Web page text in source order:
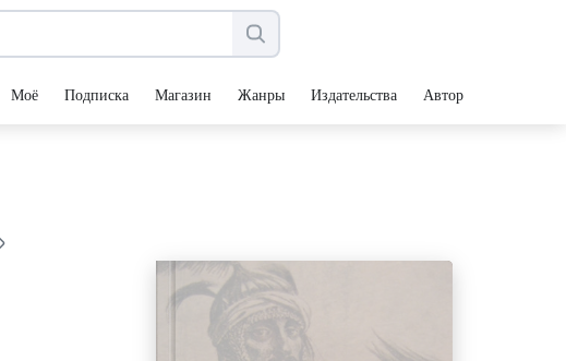
Моё Подписка Магазин Жанры Издательства Авторы